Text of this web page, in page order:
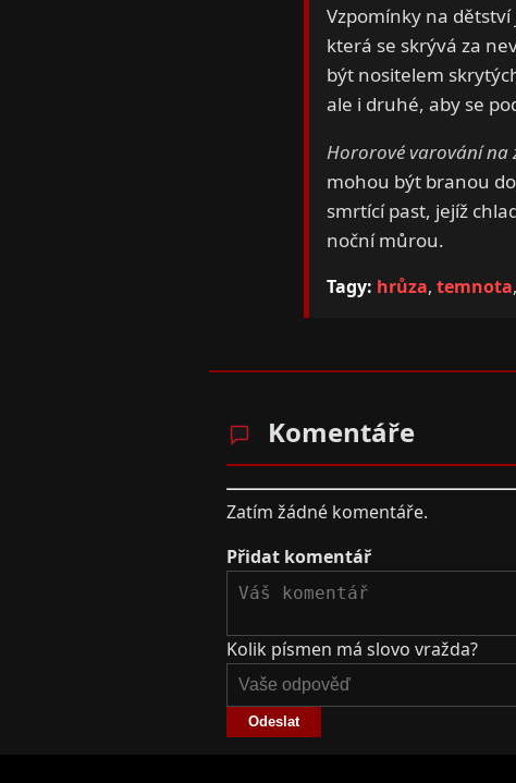
Vzpomínky na
která se skrývá za
být nositelem
ale i druhé, aby se
Hororové varování na
mohou být branou
smrtící past, jejíž
noční můrou.
Tagy: hrůza, temnota,
Komentáře
Zatím žádné komentáře.
Přidat komentář
Kolik písmen má slovo vražda?
Odeslat